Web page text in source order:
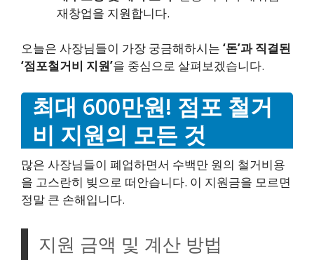
재창업을 지원합니다.
오늘은 사장님들이 가장 궁금해하시는 ‘돈’과 직결된
‘점포철거비 지원’을 중심으로 살펴보겠습니다.
최대 600만원! 점포 철거
비 지원의 모든 것
많은 사장님들이 폐업하면서 수백만 원의 철거비용
을 고스란히 빚으로 떠안습니다. 이 지원금을 모르면
정말 큰 손해입니다.
지원 금액 및 계산 방법